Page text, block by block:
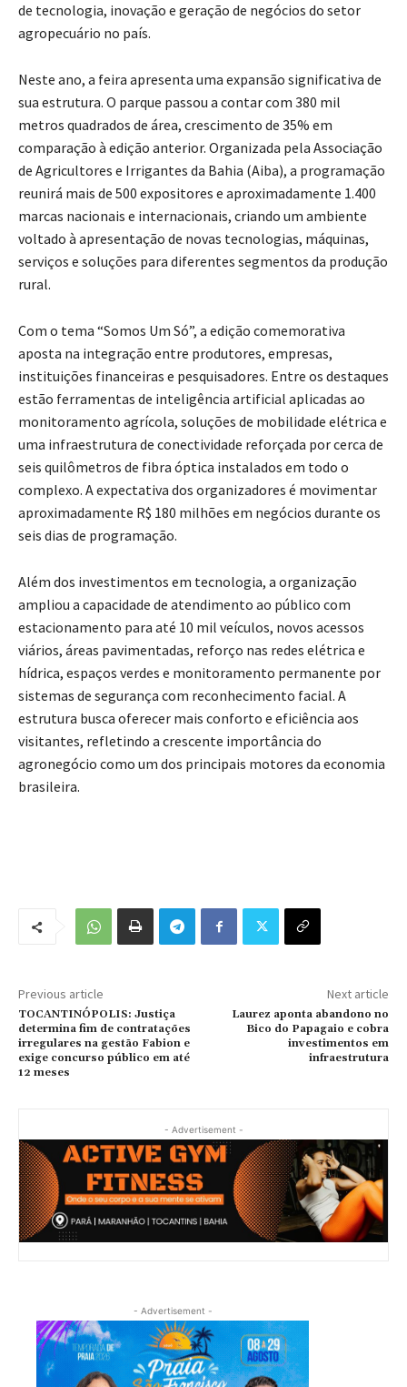
de tecnologia, inovação e geração de negócios do setor
agropecuário no país.
Neste ano, a feira apresenta uma expansão significativa de
sua estrutura. O parque passou a contar com 380 mil
metros quadrados de área, crescimento de 35% em
comparação à edição anterior. Organizada pela Associação
de Agricultores e Irrigantes da Bahia (Aiba), a programação
reunirá mais de 500 expositores e aproximadamente 1.400
marcas nacionais e internacionais, criando um ambiente
voltado à apresentação de novas tecnologias, máquinas,
serviços e soluções para diferentes segmentos da produção
rural.
Com o tema “Somos Um Só”, a edição comemorativa
aposta na integração entre produtores, empresas,
instituições financeiras e pesquisadores. Entre os destaques
estão ferramentas de inteligência artificial aplicadas ao
monitoramento agrícola, soluções de mobilidade elétrica e
uma infraestrutura de conectividade reforçada por cerca de
seis quilômetros de fibra óptica instalados em todo o
complexo. A expectativa dos organizadores é movimentar
aproximadamente R$ 180 milhões em negócios durante os
seis dias de programação.
Além dos investimentos em tecnologia, a organização
ampliou a capacidade de atendimento ao público com
estacionamento para até 10 mil veículos, novos acessos
viários, áreas pavimentadas, reforço nas redes elétrica e
hídrica, espaços verdes e monitoramento permanente por
sistemas de segurança com reconhecimento facial. A
estrutura busca oferecer mais conforto e eficiência aos
visitantes, refletindo a crescente importância do
agronegócio como um dos principais motores da economia
brasileira.
Previous article
TOCANTINÓPOLIS: Justiça
determina fim de contratações
irregulares na gestão Fabion e
exige concurso público em até
12 meses
Next article
Laurez aponta abandono no
Bico do Papagaio e cobra
investimentos em
infraestrutura
- Advertisement -
- Advertisement -